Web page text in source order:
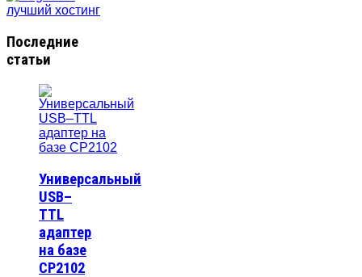
Последние
статьи
Универсальный
USB–
TTL
адаптер
на базе
CP2102